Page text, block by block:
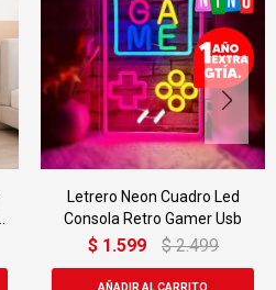
Letrero Neon Cuadro Led
Gamer Joystick Retro Usb
$ 1.649 $ 2.499